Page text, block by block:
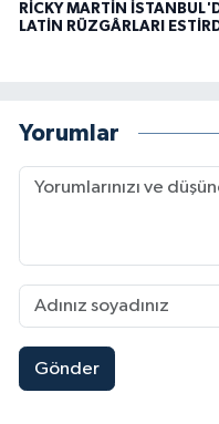
RİCKY MARTİN
LATİN RÜZGÂRLARI
Yorumlar
Gönder